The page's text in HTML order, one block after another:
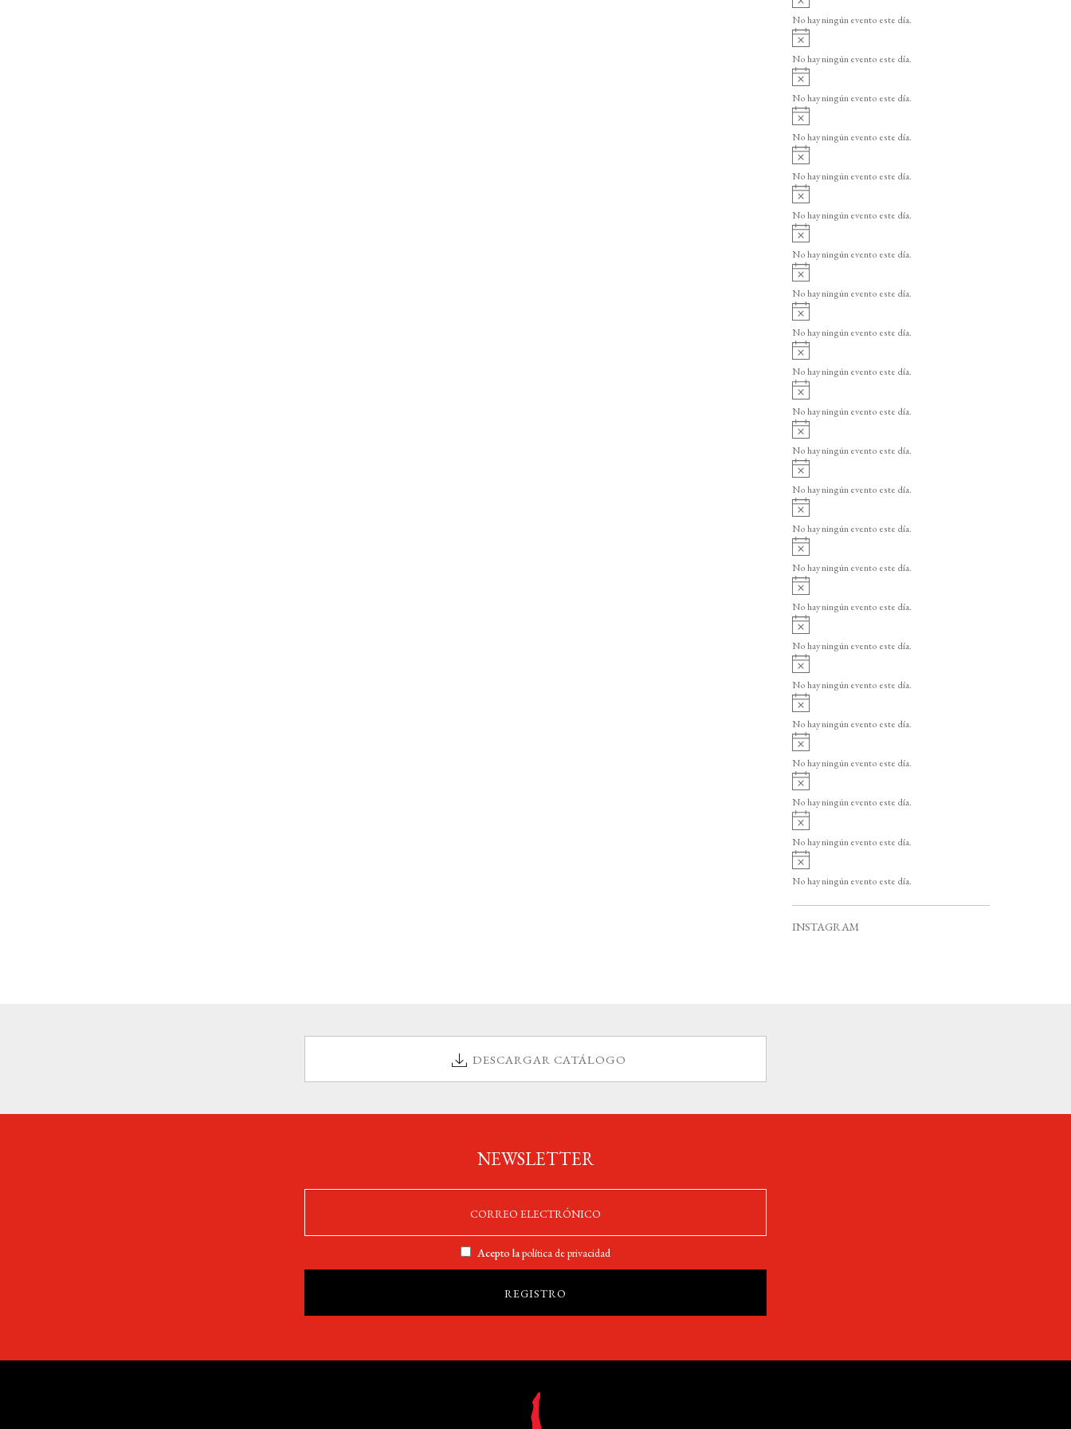
v
i
o
No hay ningún evento este día.
A
v
i
o
No hay ningún evento este día.
v
i
o
No hay ningún evento este día.
v
i
o
No hay ningún evento este día.
v
i
o
No hay ningún evento este día.
v
i
o
No hay ningún evento este día.
v
i
o
No hay ningún evento este día.
v
i
o
No hay ningún evento este día.
v
i
o
No hay ningún evento este día.
v
i
o
No hay ningún evento este día.
A
v
i
o
No hay ningún evento este día.
A
v
i
o
No hay ningún evento este día.
A
v
i
o
No hay ningún evento este día.
v
i
o
No hay ningún evento este día.
v
i
o
No hay ningún evento este día.
v
i
o
No hay ningún evento este día.
v
i
o
No hay ningún evento este día.
v
i
o
No hay ningún evento este día.
v
i
o
No hay ningún evento este día.
v
i
o
No hay ningún evento este día.
v
i
o
No hay ningún evento este día.
A
v
i
o
No hay ningún evento este día.
A
v
i
No hay ningún evento este día.
INSTAGRAM
DESCARGAR CATÁLOGO
NEWSLETTER
Acepto lapolítica de privacidad